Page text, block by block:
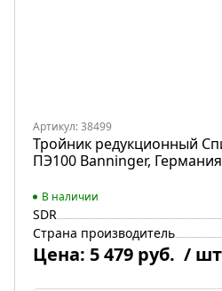
Артикул: 38499
Тройник редукционный
ПЭ100 Banninger, Германия
В наличии
SDR
Страна производитель
Цена: 5 479 руб. / шт